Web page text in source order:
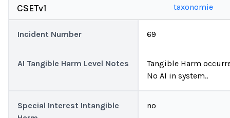
CSETv1
taxonomie
Incident Number 69
AI Tangible Harm Level Notes
Tangible Harm
No AI in system..
Special Interest Intangible
no